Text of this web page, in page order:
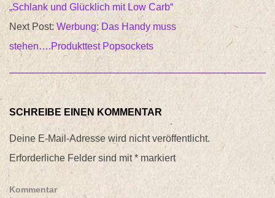
10
„Schlank und Glücklich mit Low Carb“
Next Post: Werbung: Das Handy muss
stehen….Produkttest Popsockets
SCHREIBE EINEN KOMMENTAR
Deine E-Mail-Adresse wird nicht veröffentlicht.
Erforderliche Felder sind mit* markiert
Kommentar